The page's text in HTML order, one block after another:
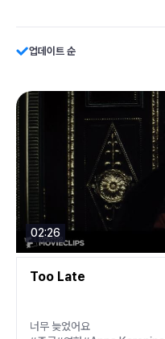
업데이트 순
02:26
Too Late
너무 늦었어요